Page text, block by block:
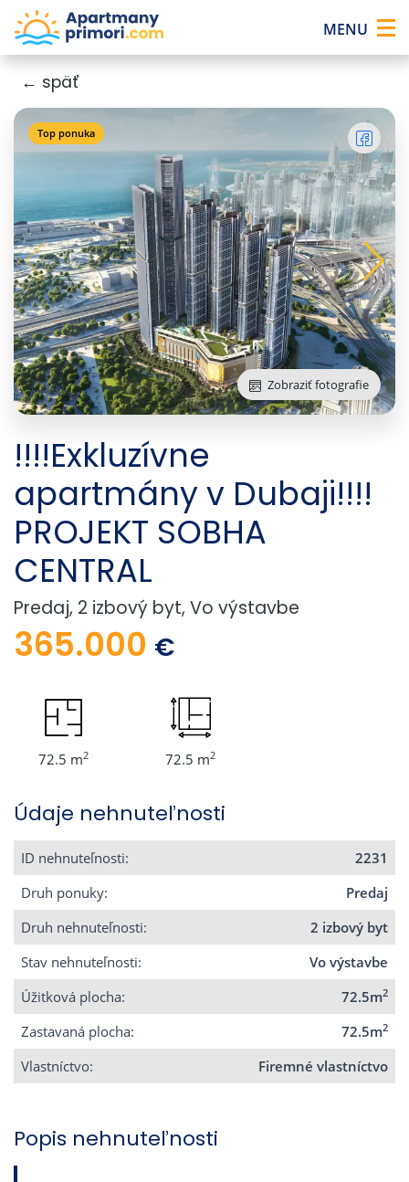
MENU×
← späť
Zobraziť fotografie
1/12
Top ponuka
!!!!Exkluzívne
apartmány v Dubaji!!!!
PROJEKT SOBHA
CENTRAL
Predaj, 2 izbový byt, Vo výstavbe
365.000 €
72.5 m2 72.5 m2
Údaje nehnuteľnosti
ID nehnuteľnosti:
2231
Druh ponuky:
Predaj
Druh nehnuteľnosti:
2 izbový byt
Stav nehnuteľnosti:
Vo výstavbe
Úžitková plocha:
72.5m2
Zastavaná plocha: 72.5m2
Vlastníctvo: Firemné vlastníctvo
Popis nehnuteľnosti